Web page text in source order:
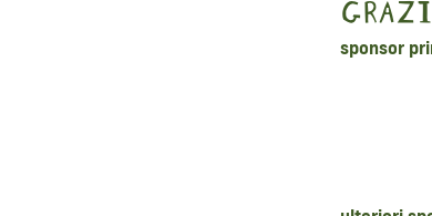
sponsor